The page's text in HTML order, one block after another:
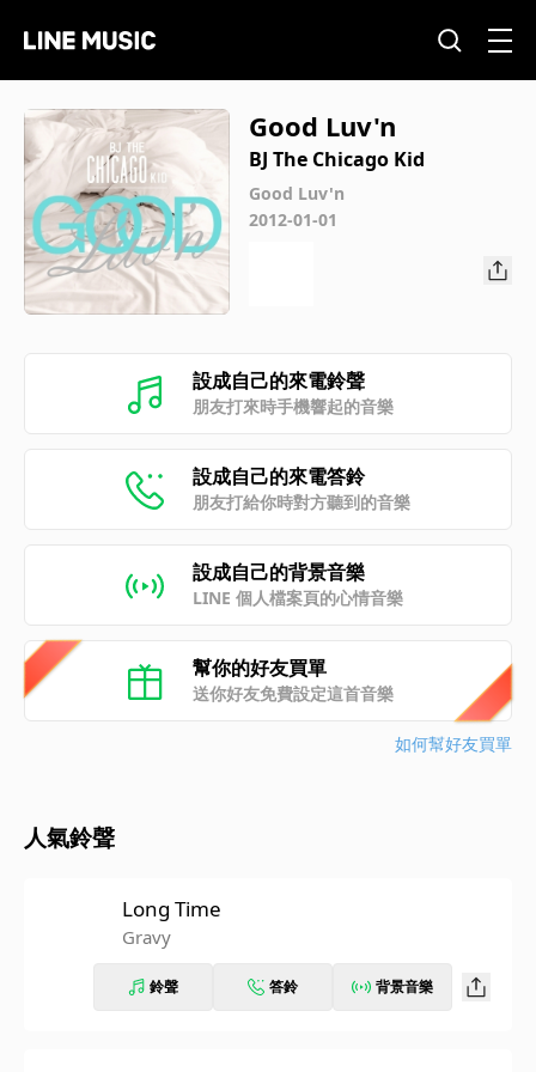
Good Luv'n
BJ The Chicago Kid
Good Luv'n
2012-01-01
設成自己的來電鈴聲
朋友打來時手機響起的音樂
設成自己的來電答鈴
朋友打給你時對方聽到的音樂
設成自己的背景音樂
LINE 個人檔案頁的心情音樂
幫你的好友買單
送你好友免費設定這首音樂
如何幫好友買單
人氣鈴聲
Long Time
Gravy
鈴聲 答鈴 背景音樂